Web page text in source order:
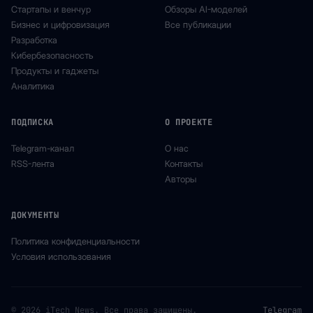
Стартапы и венчур
Бизнес и цифровизация
Разработка
Кибербезопасность
Продукты и гаджеты
Аналитика
Обзоры AI-моделей
Все публикации
ПОДПИСКА
Telegram-канал
RSS-лента
О ПРОЕКТЕ
О нас
Контакты
Авторы
ДОКУМЕНТЫ
Политика конфиденциальности
Условия использования
© 2026 iTech News. Все права защищены. Telegram